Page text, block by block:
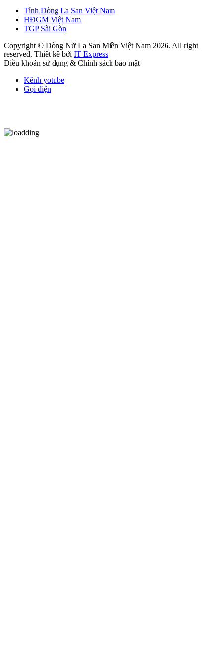
Tỉnh Dòng La San Việt Nam
HĐGM Việt Nam
TGP Sài Gòn
Copyright © Dòng Nữ La San Miền Việt Nam 2026. All right
reserved. Thiết kế bởi IT Express
Điều khoản sử dụng & Chính sách bảo mật
Kênh yotube
Gọi điện